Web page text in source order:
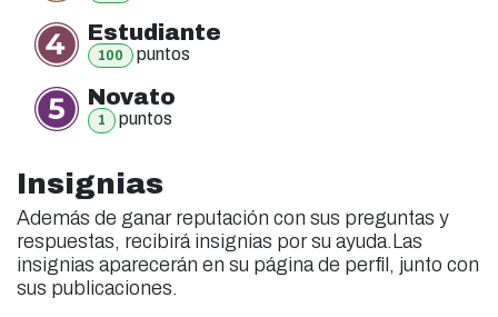
Estudiante
100 puntos
Novato
1 puntos
Insignias
Además de ganar reputación con sus preguntas y
respuestas, recibirá insignias por su ayuda.Las
insignias aparecerán en su página de perfil, junto con
sus publicaciones.